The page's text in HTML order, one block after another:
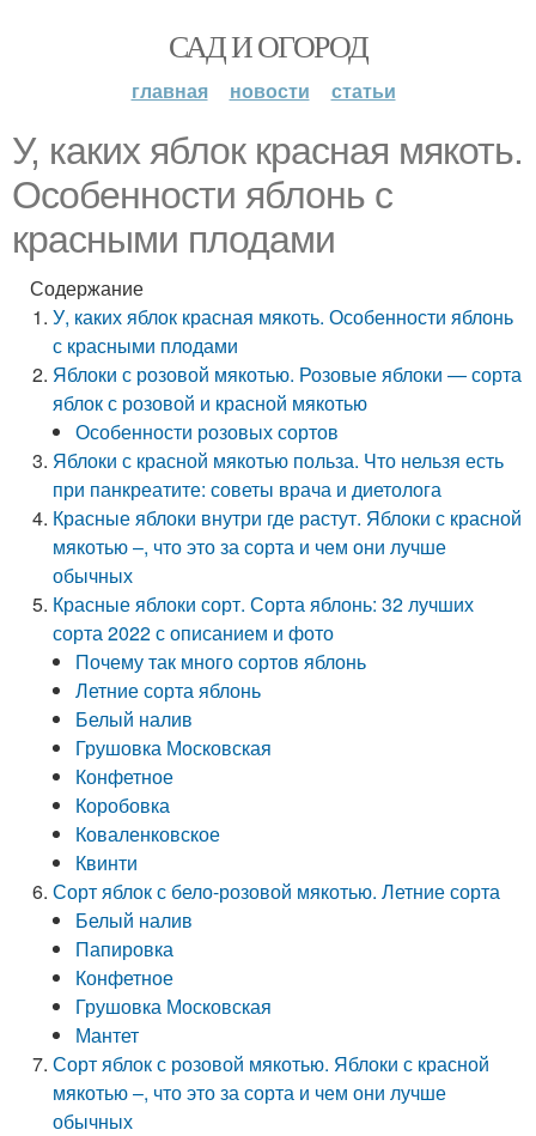
САД И ОГОРОД
главная новости статьи
У, каких яблок красная мякоть.
Особенности яблонь с
красными плодами
Содержание
У, каких яблок красная мякоть. Особенности яблонь
с красными плодами
Яблоки с розовой мякотью. Розовые яблоки — сорта
яблок с розовой и красной мякотью
Особенности розовых сортов
Яблоки с красной мякотью польза. Что нельзя есть
при панкреатите: советы врача и диетолога
Красные яблоки внутри где растут. Яблоки с красной
мякотью –, что это за сорта и чем они лучше
обычных
Красные яблоки сорт. Сорта яблонь: 32 лучших
сорта 2022 с описанием и фото
Почему так много сортов яблонь
Летние сорта яблонь
Белый налив
Грушовка Московская
Конфетное
Коробовка
Коваленковское
Квинти
Сорт яблок с бело-розовой мякотью. Летние сорта
Белый налив
Папировка
Конфетное
Грушовка Московская
Мантет
Сорт яблок с розовой мякотью. Яблоки с красной
мякотью –, что это за сорта и чем они лучше
обычных